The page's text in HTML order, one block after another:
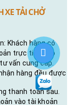
XE TẢI CHỞ
Khách hàng có
trực tiếp cho
vấn cung cấp.
hàng đều được
thanh toán sau.
vào tài khoản